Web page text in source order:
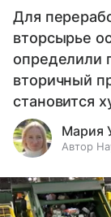
Для
вторсырье
определили
вторичный
становится
Мария
Автор